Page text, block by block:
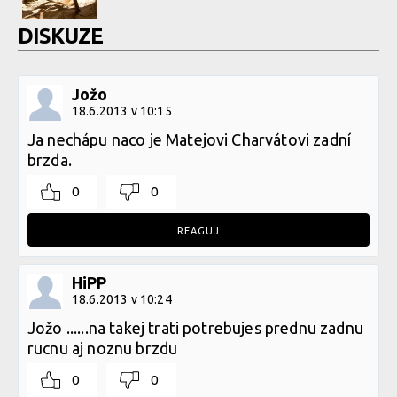
DISKUZE
Jožo
18.6.2013 v 10:15
Ja nechápu naco je Matejovi Charvátovi zadní
brzda.
0 0
REAGUJ
HiPP
18.6.2013 v 10:24
Jožo ......na takej trati potrebujes prednu zadnu
rucnu aj noznu brzdu
0 0